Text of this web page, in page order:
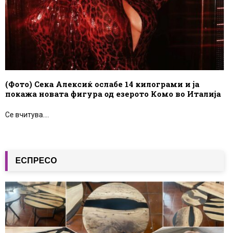
(Фото) Сека Алексиќ ослабе 14 килограми и ја
покажа новата фигура од езерото Комо во Италија
Се вчитува....
ЕСПРЕСО